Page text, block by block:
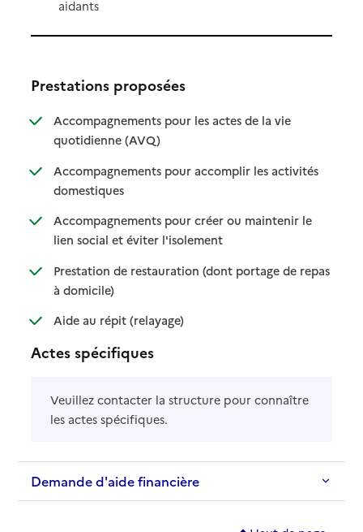
aidants
Prestations proposées
Accompagnements pour les actes de la vie
quotidienne (AVQ): disponible
: non disponible
Accompagnements pour accomplir les activités
domestiques: disponible
: non disponible
Accompagnements pour créer ou maintenir le
lien social et éviter l'isolement: disponible
: non disponible
Prestation de restauration (dont portage de repas
à domicile): disponible
: non disponible
Aide au répit (relayage): disponible
: non disponible
Actes spécifiques
Veuillez contacter la structure pour connaître
les actes spécifiques.
Demande d'aide financière